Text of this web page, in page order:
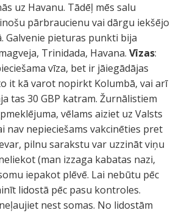
uz Havanu. Tādēļ mēs salu
pārbraucienu vai dārgu iekšējo
Galvenie pieturas punkti bija
Trinidada, Havana.Vīzas:
vīza, bet ir jāiegādājas
it kā varot nopirkt Kolumbā, vai arī
tas 30 GBP katram. Žurnālistiem
vēlams aiziet uz Valsts
nepieciešams vakcinēties pret
pilnu sarakstu var uzzināt viņu
(man izzaga kabatas nazi,
iepakot plēvē. Lai nebūtu pēc
lidostā pēc pasu kontroles.
nest somas. No lidostām